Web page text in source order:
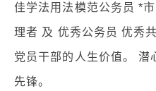
佳学法用法模范公务员 *
理者 及 优秀公务员 优秀
党员干部的人生价值。 潜
先锋。